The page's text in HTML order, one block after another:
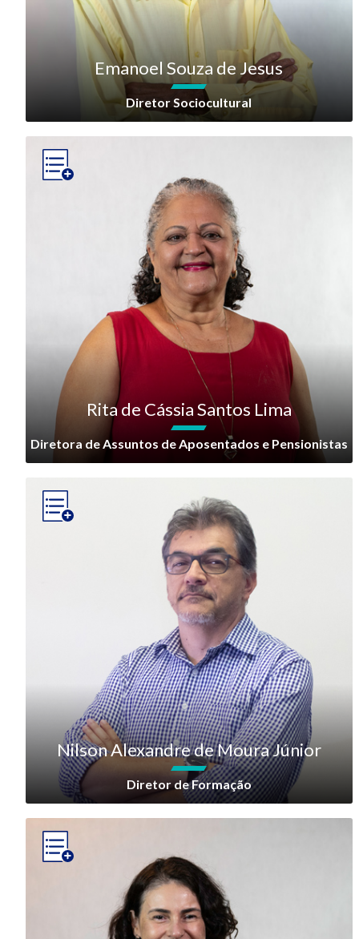
Emanoel Souza de Jesus
Diretor Sociocultural
Rita de Cássia Santos Lima
Diretora de Assuntos de Aposentados e Pensionistas
Nilson Alexandre de Moura Júnior
Diretor de Formação